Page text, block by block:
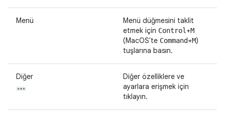
Menü
Menü düğmesini taklit
etmek için Control +M
(MacOS'te Command+M)
tuşlarına basın.
Diğer
Diğer özelliklere ve
ayarlara erişmek için
tıklayın.